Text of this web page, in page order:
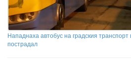
Нападнаха автобус на градския
пострадал